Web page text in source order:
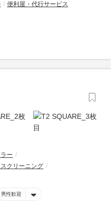
便利屋・代行サービス
ー
クリーニング
男性歓迎